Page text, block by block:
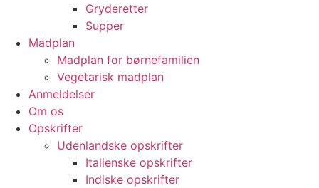
Gryderetter
Supper
Madplan
Madplan for børnefamilien
Vegetarisk madplan
Anmeldelser
Om os
Opskrifter
Udenlandske opskrifter
Italienske opskrifter
Indiske opskrifter